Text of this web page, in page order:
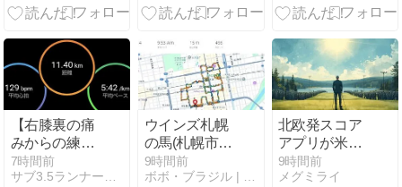
から外ラン
に合わせて臨
機応変に17km
【右膝裏の痛
みからの練習
再開様子見ラ
ン】65分jog
7時間前
サブ3.5ランナー駿介の駿足ラン日記
ウインズ札幌
の馬(札幌市中
央区)完走しま
した
9時間前
ボボ・ブラジル | 日々是好日
北欧発スコア
アプリが米
YouTuber提携
でユーザー倍
9時間前
メグミライ